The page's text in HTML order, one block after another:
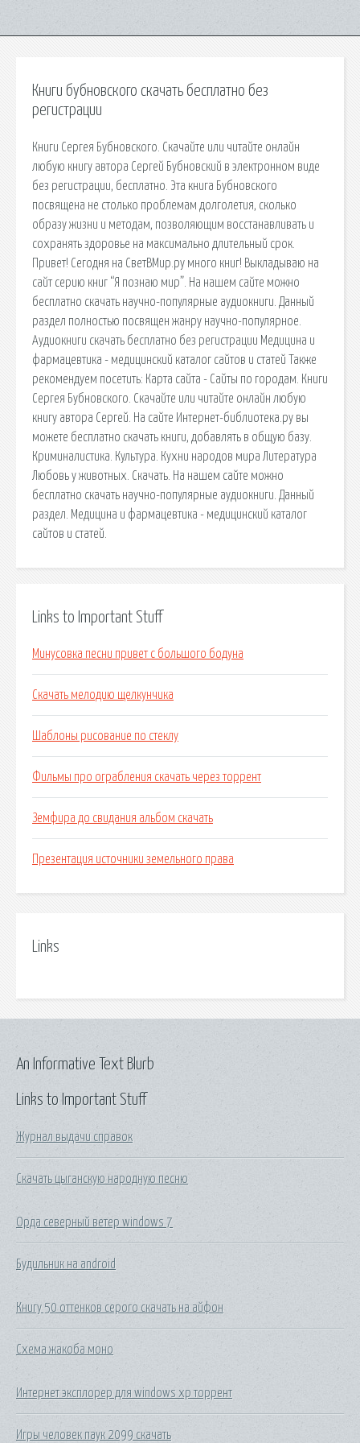
Книги бубновского скачать бесплатно без
регистрации
Книги Сергея Бубновского. Скачайте или читайте онлайн
любую книгу автора Сергей Бубновский в электронном виде
без регистрации, бесплатно. Эта книга Бубновского
посвящена не столько проблемам долголетия, сколько
образу жизни и методам, позволяющим восстанавливать и
сохранять здоровье на максимально длительный срок.
Привет! Сегодня на СветВМир.ру много книг! Выкладываю на
сайт серию книг “Я познаю мир”. На нашем сайте можно
бесплатно скачать научно-популярные аудиокниги. Данный
раздел полностью посвящен жанру научно-популярное.
Аудиокниги скачать бесплатно без регистрации Медицина и
фармацевтика - медицинский каталог сайтов и статей Также
рекомендуем посетить: Карта сайта - Сайты по городам. Книги
Сергея Бубновского. Скачайте или читайте онлайн любую
книгу автора Сергей. На сайте Интернет-библиотека.ру вы
можете бесплатно скачать книги, добавлять в общую базу.
Криминалистика. Культура. Кухни народов мира Литература
Любовь у животных. Скачать. На нашем сайте можно
бесплатно скачать научно-популярные аудиокниги. Данный
раздел. Медицина и фармацевтика - медицинский каталог
сайтов и статей.
Links to Important Stuff
Минусовка песни привет с большого бодуна
Скачать мелодию щелкунчика
Шаблоны рисование по стеклу
Фильмы про ограбления скачать через торрент
Земфира до свидания альбом скачать
Презентация источники земельного права
Links
Links to Important Stuff
Журнал выдачи справок
Скачать цыганскую народную песню
Орда северный ветер windows 7
Будильник на android
Книгу 50 оттенков серого скачать на айфон
Схема жакоба моно
Интернет эксплорер для windows xp торрент
Игры человек паук 2099 скачать
An Informative Text Blurb